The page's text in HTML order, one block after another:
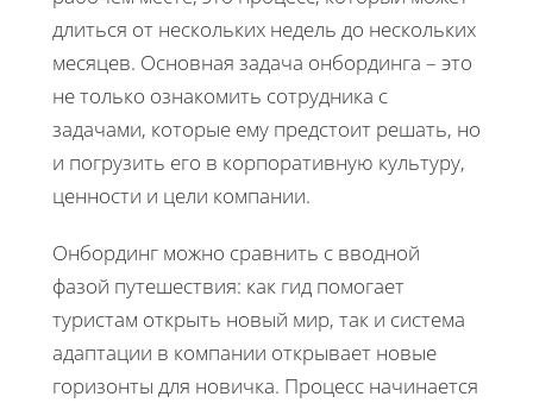
длиться от нескольких недель до нескольких
месяцев. Основная задача онбординга – это
не только ознакомить сотрудника с
задачами, которые ему предстоит решать, но
и погрузить его в корпоративную культуру,
ценности и цели компании.
Онбординг можно сравнить с вводной
фазой путешествия: как гид помогает
туристам открыть новый мир, так и система
адаптации в компании открывает новые
горизонты для новичка. Процесс начинается